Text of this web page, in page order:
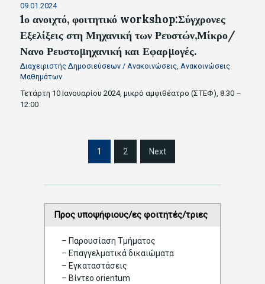
09.01.2024
1ο ανοιχτό, φοιτητικό workshop:Σύγχρονες
Εξελίξεις στη Μηχανική των Ρευστών,Μίκρο/
Νανο Ρευστομηχανική και Εφαρμογές.
Διαχειριστής Δημοσιεύσεων / Ανακοινώσεις Ανακοινώσεις
Μαθημάτων
Τετάρτη 10 Ιανουαρίου 2024, μικρό αμφιθέατρο (ΣΤΕΦ), 8:30 –
12:00
1 2 Next
Προς υποψήφιους/ες φοιτητές/τριες
– Παρουσίαση Τμήματος
– Επαγγελματικά δικαιώματα
– Eγκαταστάσεις
– Βίντεο orientum